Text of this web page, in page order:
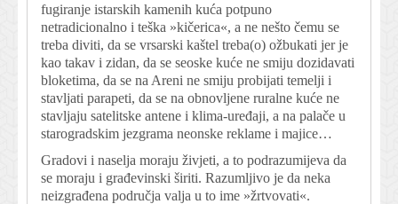
fugiranje istarskih kamenih kuća potpuno
netradicionalno i teška »kičerica«, a ne nešto čemu se
treba diviti, da se vrsarski kaštel treba(o) ožbukati jer je
kao takav i zidan, da se seoske kuće ne smiju dozidavati
bloketima, da se na Areni ne smiju probijati temelji i
stavljati parapeti, da se na obnovljene ruralne kuće ne
stavljaju satelitske antene i klima-uređaji, a na palače u
starogradskim jezgrama neonske reklame i majice…
Gradovi i naselja moraju živjeti, a to podrazumijeva da
se moraju i građevinski širiti. Razumljivo je da neka
neizgrađena područja valja u to ime »žrtvovati«.